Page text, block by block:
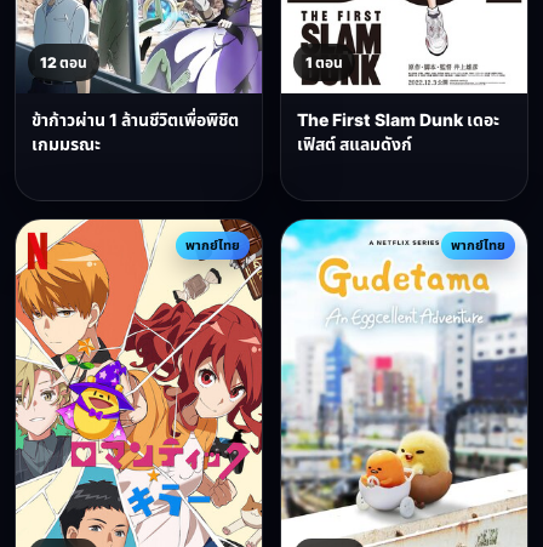
12 ตอน
ข้าก้าวผ่าน 1 ล้านชีวิตเพื่อพิชิต
เกมมรณะ
1 ตอน
The First Slam Dunk เดอะ
เฟิสต์ สแลมดังก์
พากย์ไทย พากย์ไทย